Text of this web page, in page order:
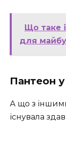
Що таке
для
Пантеон у
А що з
існувала